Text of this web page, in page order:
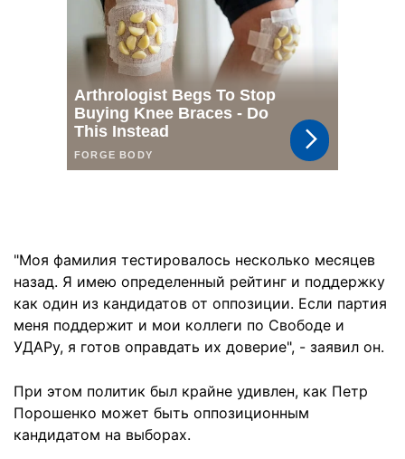
"Моя фамилия тестировалось несколько месяцев
назад. Я имею определенный рейтинг и поддержку
как один из кандидатов от оппозиции. Если партия
меня поддержит и мои коллеги по Свободе и
УДАРу, я готов оправдать их доверие", - заявил он.
При этом политик был крайне удивлен, как Петр
Порошенко может быть оппозиционным
кандидатом на выборах.